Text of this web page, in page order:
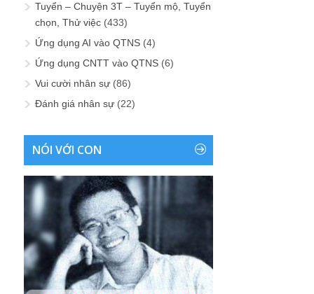
Tuyển – Chuyện 3T – Tuyển mộ, Tuyển
chọn, Thử việc (433)
Ứng dụng AI vào QTNS (4)
Ứng dụng CNTT vào QTNS (6)
Vui cười nhân sự (86)
Đánh giá nhân sự (22)
NÓI VỚI CON